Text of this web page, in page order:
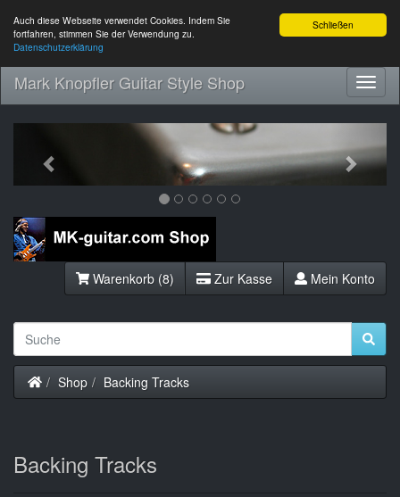
Schließen
Auch diese Webseite verwendet Cookies. Indem Sie
fortfahren, stimmen Sie der Verwendung zu.
Datenschutzerklärung
Mark Knopfler Guitar Style Shop
Warenkorb (8) Zur Kasse Mein Konto
Startseite
Shop Backing Tracks
Backing Tracks